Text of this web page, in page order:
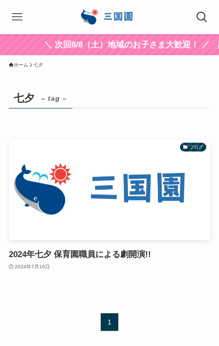
＼ 次回8/8（土）地域のお子さま大歓迎！ ／
ホーム 七夕
七夕 – tag –
ブログ
2024年七夕 保育園職員による劇開演!!
2024年7月10日
1